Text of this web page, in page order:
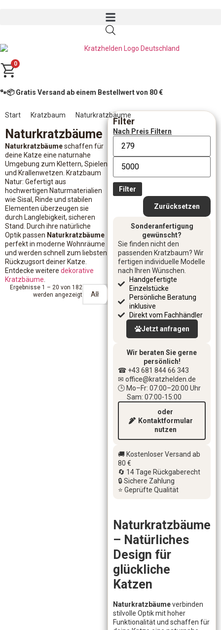
0
🐾📦 Gratis Versand ab einem Bestellwert von 80 €
Filter
Nach Preis Filtern
Filter
Zurücksetzen
Sonderanfertigung
gewünscht?
Sie finden nicht den
passenden Kratzbaum? Wir
fertigen individuelle Modelle
nach Ihren Wünschen.
Handgefertigte
Einzelstücke
Persönliche Beratung
inklusive
Direkt vom Fachhändler
Jetzt anfragen
Wir beraten Sie gerne
persönlich!
☎ +43 681 844 66 343
✉ office@kratzhelden.de
🕒 Mo–Fr: 07:00–20:00 Uhr
Sam: 07:00-15:00
oder
Kontaktformular
nutzen
🚚 Kostenloser Versand ab
80 €
🔄 14 Tage Rückgaberecht
🔒 Sichere Zahlung
⭐ Geprüfte Qualität
Naturkratzbäume
– Natürliches
Design für
glückliche
Katzen
Naturkratzbäumeverbinden
stilvolle Optik mit hoher
Funktionalität und schaffen für
Start Kratzbaum Naturkratzbäume
Naturkratzbäume
Naturkratzbäumeschaffen für
deine Katze eine naturnahe
Umgebung zum Klettern, Spielen
und Krallenwetzen. Kratzbaum
Natur: Gefertigt aus
hochwertigen Naturmaterialien
wie Sisal, Rinde und stabilen
Elementen überzeugen sie
durch Langlebigkeit, sicheren
Stand. Durch ihre natürliche
Optik passen Naturkratzbäume
perfekt in moderne Wohnräume
und werden schnell zum liebsten
Rückzugsort deiner Katze.
Entdecke weitere dekorative
Kratzbäume.
Ergebnisse 1 – 20 von 182
werden angezeigt